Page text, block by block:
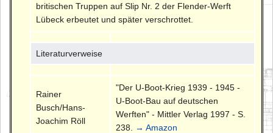
britischen Truppen auf Slip Nr. 2 der Flender-Werft
Lübeck erbeutet und später verschrottet.
Literaturverweise
Rainer
Busch/Hans-
Joachim Röll
"Der U-Boot-Krieg 1939 - 1945 -
U-Boot-Bau auf deutschen
Werften" - Mittler Verlag 1997 - S.
238.
→ Amazon